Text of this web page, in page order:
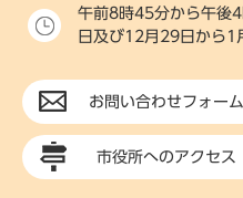
午前8時45分から午後
日及び12月29日から1
お問い合わせフォーム
市役所へのアクセス